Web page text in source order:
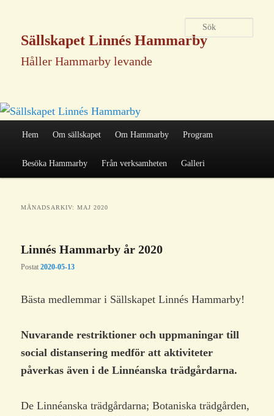
Sällskapet Linnés Hammarby
Håller Hammarby levande
Huvudmeny
Hoppa
Hoppa
innehåll
Hem Om sällskapet Om Hammarby Program
Besöka Hammarby Från verksamheten Galleri
MÅNADSARKIV:MAJ 2020
Linnés Hammarby år 2020
Postat2020-05-13
Bästa medlemmar i Sällskapet Linnés Hammarby!
Nuvarande restriktioner och uppmaningar till
social distansering medför att aktiviteter
påverkas även i de Linnéanska trädgårdarna.
De Linnéanska trädgårdarna; Botaniska trädgården,